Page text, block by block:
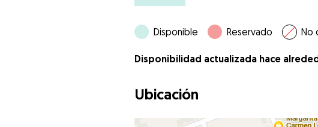
Disponible Reservado No
Disponibilidad actualizada hace
Ubicación